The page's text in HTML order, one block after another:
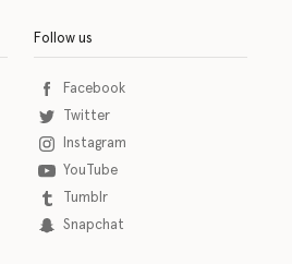
Follow us
Facebook
Twitter
Instagram
YouTube
Tumblr
Snapchat